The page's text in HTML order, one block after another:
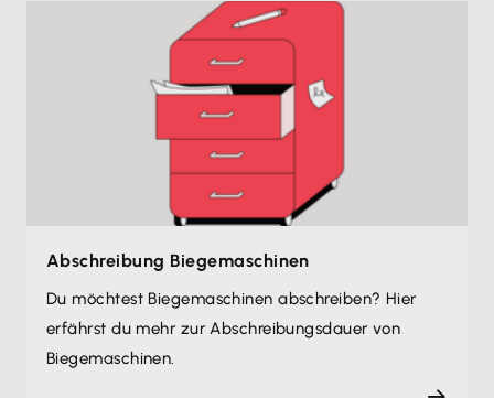
Abschreibung Biegemaschinen
Du möchtest Biegemaschinen abschreiben? Hier
erfährst du mehr zur Abschreibungsdauer von
Biegemaschinen.